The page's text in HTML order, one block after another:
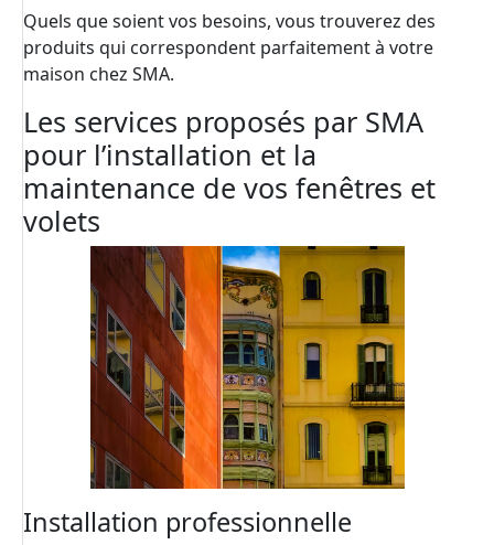
Quels que soient vos besoins, vous trouverez des
produits qui correspondent parfaitement à votre
maison chez SMA.
Les services proposés par SMA
pour l’installation et la
maintenance de vos fenêtres et
volets
Installation professionnelle